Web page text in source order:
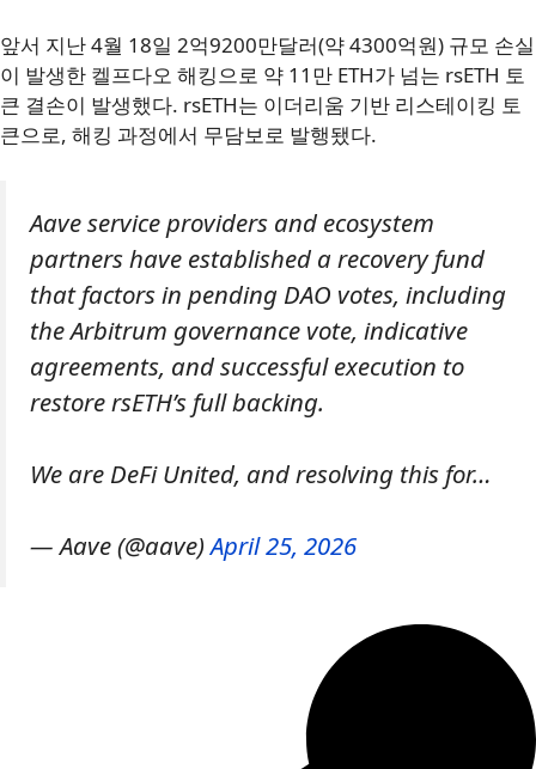
앞서 지난 4월 18일 2억9200만달러(약 4300억원) 규모 손실
이 발생한 켈프다오 해킹으로 약 11만 ETH가 넘는 rsETH 토
큰 결손이 발생했다. rsETH는 이더리움 기반 리스테이킹 토
큰으로, 해킹 과정에서 무담보로 발행됐다.
Aave service providers and ecosystem
partners have established a recovery fund
that factors in pending DAO votes, including
the Arbitrum governance vote, indicative
agreements, and successful execution to
restore rsETH’s full backing.
We are DeFi United, and resolving this for…
— Aave (@aave)April 25, 2026